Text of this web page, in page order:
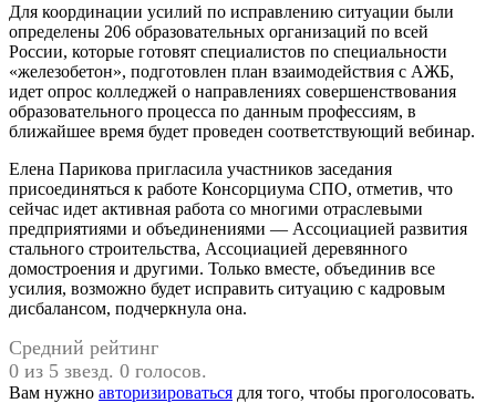
Для координации усилий по исправлению ситуации были
определены 206 образовательных организаций по всей
России, которые готовят специалистов по специальности
«железобетон», подготовлен план взаимодействия с АЖБ,
идет опрос колледжей о направлениях совершенствования
образовательного процесса по данным профессиям, в
ближайшее время будет проведен соответствующий вебинар.
Елена Парикова пригласила участников заседания
присоединяться к работе Консорциума СПО, отметив, что
сейчас идет активная работа со многими отраслевыми
предприятиями и объединениями — Ассоциацией развития
стального строительства, Ассоциацией деревянного
домостроения и другими. Только вместе, объединив все
усилия, возможно будет исправить ситуацию с кадровым
дисбалансом, подчеркнула она.
Средний рейтинг
0 из 5 звезд. 0 голосов.
Вам нужно авторизироваться для того, чтобы проголосовать.